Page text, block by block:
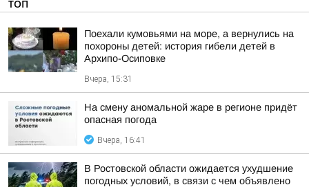
ТОП
Поехали кумовьями на море, а вернулись на
похороны детей: история гибели детей в
Архипо-Осиповке
Вчера, 15:31
На смену аномальной жаре в регионе придёт
опасная погода
Вчера, 16:41
В Ростовской области ожидается ухудшение
погодных условий, в связи с чем объявлено